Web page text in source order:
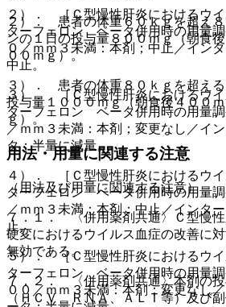
２）． ［Ｃ型慢性肝炎におけるウ
ターフェロン ベータ併用時の用量調
０／ｍｍ３未満：本剤；中止／イン
中止。
３）． ［Ｃ型慢性肝炎におけるウ
ターフェロン ベータ併用時の用量調
／ｍｍ３未満：本剤；変更なし／イ
タ；半量に減量。
４）． ［Ｃ型慢性肝炎におけるウ
ターフェロン ベータ併用時の用量調
／ｍｍ３未満：本剤；中止／インタ
止。
５）． ［Ｃ型慢性肝炎におけるウ
ターフェロン ベータ併用時の用量調
００／ｍｍ３未満：本剤；変更なし
２）． 患者の体重６０ｋｇを超え
ンの１日の投与量８００ｍｇ（朝食
００ｍｇ）。
３）． 患者の体重８０ｋｇを超え
投与量１０００ｍｇ（朝食後４００
ｇ）。
用法・用量に関連する注意
（用法及び用量に関連する注意）
７．１． 〈併用薬剤共通〉Ｃ型慢
硬変におけるウイルス血症の改善に
無効である。
７．２． 〈併用薬剤共通〉本剤の
（ＨＣＶ ＲＮＡ、ＡＬＴ等）及び